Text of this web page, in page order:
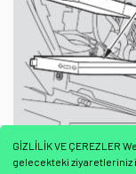
GİZLİLİK VE ÇEREZLER
gelecekteki